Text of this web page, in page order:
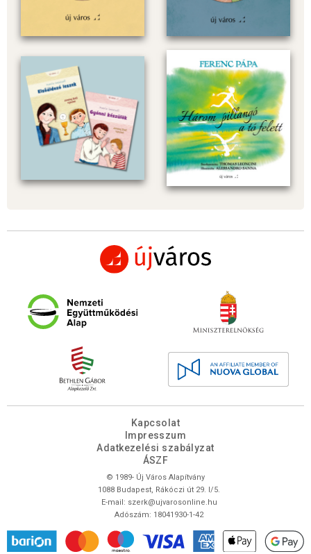
Kapcsolat
Impresszum
Adatkezelési szabályzat
ÁSZF
© 1989- Új Város Alapítvány
1088 Budapest, Rákóczi út 29. I/5.
E-mail: szerk@ujvarosonline.hu
Adószám: 18041930-1-42